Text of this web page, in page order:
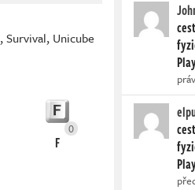
,Survival, Unicube
0
F